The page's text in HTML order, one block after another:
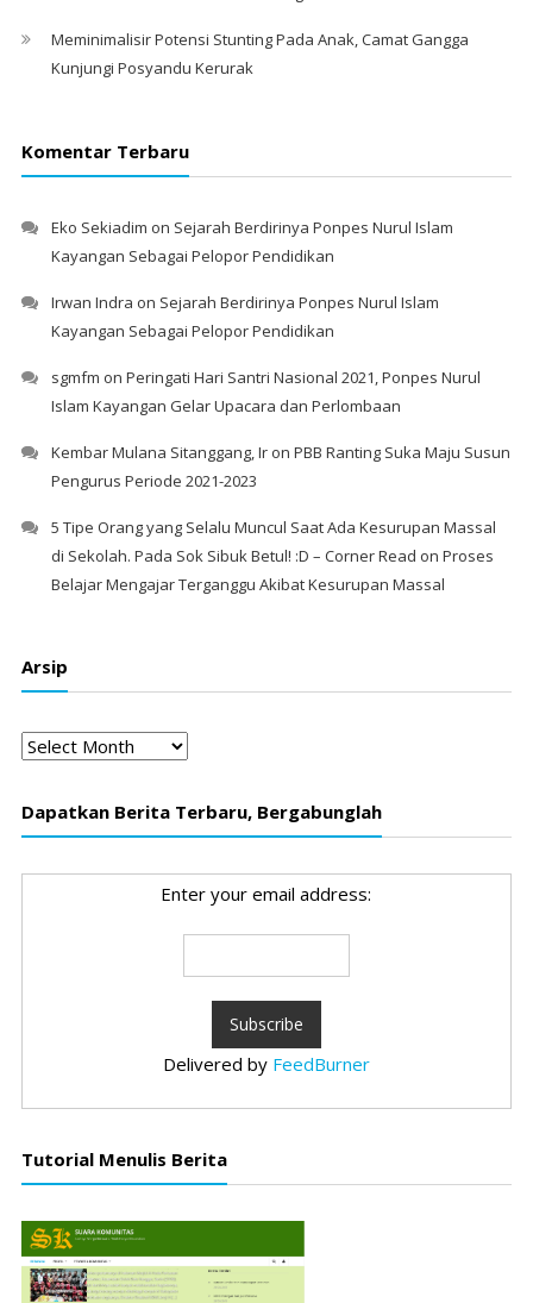
Meminimalisir Potensi Stunting Pada Anak, Camat Gangga
Kunjungi Posyandu Kerurak
Komentar Terbaru
Eko Sekiadim on Sejarah Berdirinya Ponpes Nurul Islam
Kayangan Sebagai Pelopor Pendidikan
Irwan Indra on Sejarah Berdirinya Ponpes Nurul Islam
Kayangan Sebagai Pelopor Pendidikan
sgmfm on Peringati Hari Santri Nasional 2021, Ponpes Nurul
Islam Kayangan Gelar Upacara dan Perlombaan
Kembar Mulana Sitanggang, Iron PBB Ranting Suka Maju Susun
Pengurus Periode 2021-2023
5 Tipe Orang yang Selalu Muncul Saat Ada Kesurupan Massal
di Sekolah. Pada Sok Sibuk Betul! :D – Corner Read on Proses
Belajar Mengajar Terganggu Akibat Kesurupan Massal
Arsip
Arsip
Dapatkan Berita Terbaru, Bergabunglah
Enter your email address:
Delivered by FeedBurner
Tutorial Menulis Berita